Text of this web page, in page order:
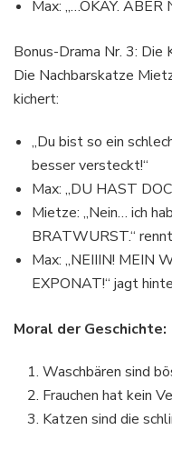
Max: „…OKAY. ABER
Bonus-Drama Nr. 3:
Die Nachbarskatze
kichert:
„Du bist so ein
besser versteckt!“
Max: „DU HAST
Mietze: „Nein… ich
BRATWURST.“
Max: „NEIIIN! MEIN
EXPONAT!“ jagt
Moral der Geschichte:
Waschbären sind
Frauchen hat kein
Katzen sind die